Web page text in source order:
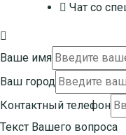
Чат со
Ваше имя
Ваш город
Контактный телефон
Текст Вашего вопроса